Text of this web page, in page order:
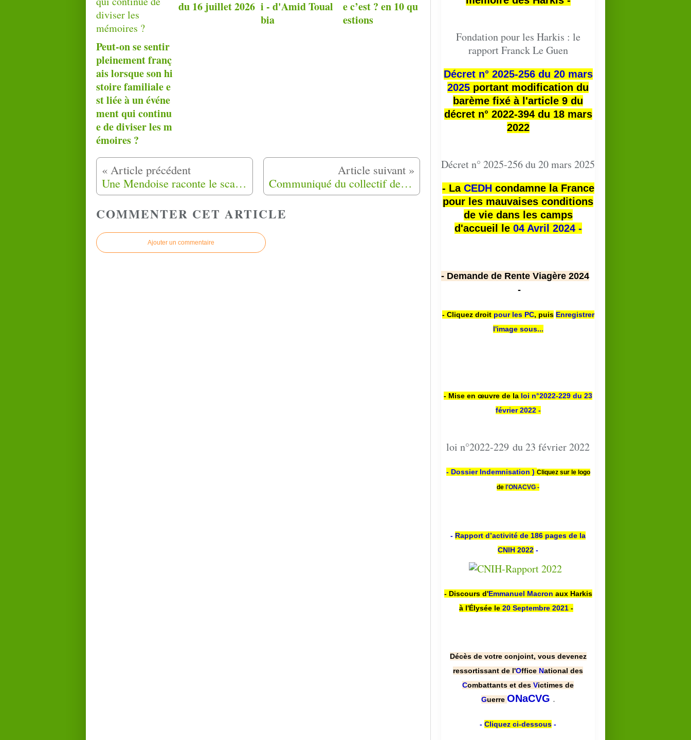
Peut-on se sentir
pleinement franç
ais lorsque son hi
stoire familiale e
st liée à un événe
ment qui continu
e de diviser les m
émoires ?
du 16 juillet 2026 i - d'Amid Toual
bia
e c’est ? en 10 qu
estions
Une Mendoise raconte le scandale d'État des enfants perdus de Rivesaltes Communiqué du collectif des familles du camp de Harkis de Rivesaltes (66)
COMMENTER CET ARTICLE
Ajouter un commentaire
Fondation pour les Harkis : le
rapport Franck Le Guen
Décret n° 2025-256 du 20 mars
2025 portant modification du
barème fixé à l'article 9 du
décret n° 2022-394 du 18 mars
2022
Décret n° 2025-256 du 20 mars 2025
- La CEDHcondamne la France
pour les mauvaises conditions
de vie dans les camps
d'accueil le 04 Avril 2024 -
- Demande de Rente Viagère 2024
-
- Cliquez droit pour les PC, puis Enregistrer
l'image sous...
- Mise en œuvre de la loi n°2022-229 du 23
février 2022 -
loi n°2022-229 du 23 février 2022
- Dossier Indemnisation ) Cliquez sur le logo
de l'ONACVG -
- Rapport d’activité de 186 pages de la
CNIH 2022 -
- Discours d'Emmanuel Macron aux Harkis
à l'Élysée le 20 Septembre 2021 -
Décès de votre conjoint, vous devenez
ressortissant de l'Office National des
Combattants et des Victimes de
Guerre ONaCVG .
- Cliquez ci-dessous -